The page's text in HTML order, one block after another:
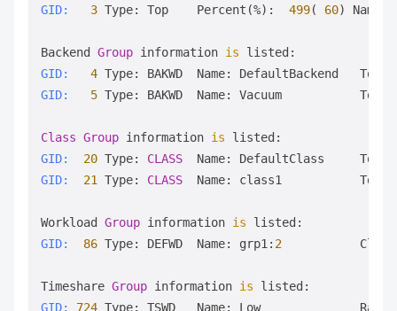
GID:
3 Type: Top    Percent(%): 499( 60) Name:
Backend Group information is
GID:
4 Type: BAKWD  Name: DefaultBackend
GID:
5 Type: BAKWD  Name: Vacuum
Class Group information is
GID:
20 Type: CLASS
Name: DefaultClass
GID:
21 Type: CLASS
Name: class1
Workload Group information is
GID:
86 Type: DEFWD  Name: grp1: 2
Timeshare Group information is
GID:
724 Type: TSWD   Name: Low